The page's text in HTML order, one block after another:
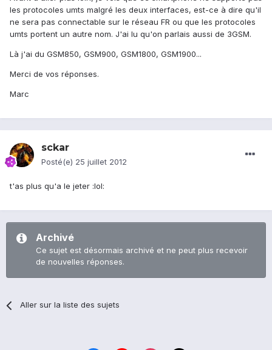
les protocoles umts malgré les deux interfaces, est-ce à dire qu'il
ne sera pas connectable sur le réseau FR ou que les protocoles
umts portent un autre nom. J'ai lu qu'on parlais aussi de 3GSM.
Là j'ai du GSM850, GSM900, GSM1800, GSM1900...
Merci de vos réponses.
Marc
sckar
Posté(e) 25 juillet 2012
t'as plus qu'a le jeter :lol:
Archivé
Ce sujet est désormais archivé et ne peut plus recevoir
de nouvelles réponses.
Aller sur la liste des sujets